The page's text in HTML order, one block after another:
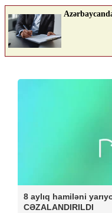
8 aylıq hamiləni
CƏZALANDIRILDI